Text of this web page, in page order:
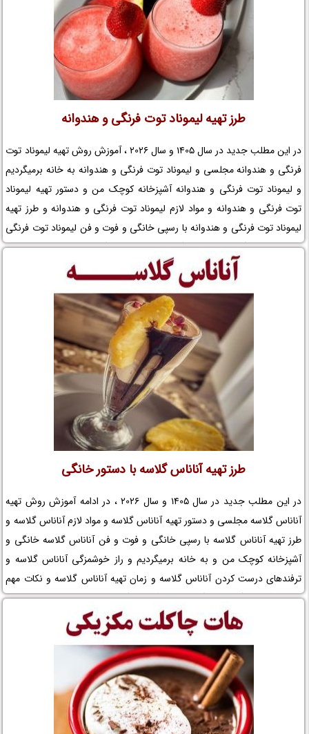
طرز تهیه لیموناد توت فرنگی و هندوانه
در این مطلب جدید در سال 1405 و سال 2026 ، آموزش روش تهیه لیموناد توت
فرنگی و هندوانه مجلسی و لیموناد توت فرنگی و هندوانه به خانه برمیگردیم
و لیموناد توت فرنگی و هندوانه آشپزخانه کوچک من و دستور تهیه لیموناد
توت فرنگی و هندوانه و مواد لازم لیموناد توت فرنگی و هندوانه و طرز تهیه
لیموناد توت فرنگی و هندوانه با رسپی خانگی و فوت و فن لیموناد توت فرنگی
و هندوانه خانگی و راز خوشمزگی لیموناد توت فرنگی و هندوانه و ترفندهای
درست کردن لیموناد توت فرنگی و هندوانه و زمان تهیه لیموناد توت فرنگی و
هندوانه و نکات مهم در تهیه لیموناد توت فرنگی و هندوانه خانگی و تزیین
لیموناد توت فرنگی و هندوانه را در نم نمک بخوانید.
طرز تهیه آناناس گلاسه با دستور خانگی
در این مطلب جدید در سال 1405 و سال 2026 ، در ادامه آموزش روش تهیه
آناناس گلاسه مجلسی و دستور تهیه آناناس گلاسه و مواد لازم آناناس گلاسه و
طرز تهیه آناناس گلاسه با رسپی خانگی و فوت و فن آناناس گلاسه خانگی و
آشپزخانه کوچک من و به خانه برمیگردیم و راز خوشمزگی آناناس گلاسه و
ترفندهای درست کردن آناناس گلاسه و زمان تهیه آناناس گلاسه و نکات مهم
در تهیه آناناس گلاسه خانگی و تزیین آناناس گلاسه را در نم نمک بخوانید.